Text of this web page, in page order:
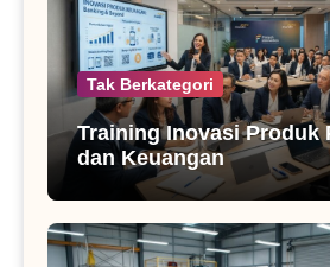
Tak Berkategori
Training Inovasi Produk
dan Keuangan